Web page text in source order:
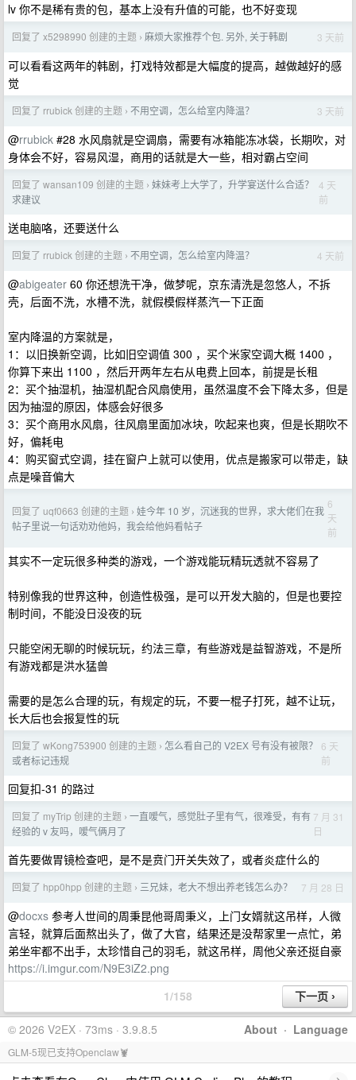
lv 你不是稀有贵的包，基本上没有升值的可能，也不好变现
回复了 x5298990 创建的主题 › 麻烦大家推荐个包. 另外, 关于韩剧 3 天前
可以看看这两年的韩剧，打戏特效都是大幅度的提高，越做越好的感
觉
回复了 rrubick 创建的主题 › 不用空调，怎么给室内降温？ 3 天前
@rrubick #28 水风扇就是空调扇，需要有冰箱能冻冰袋，长期吹，对
身体会不好，容易风湿，商用的话就是大一些，相对霸占空间
回复了 wansan109 创建的主题 › 妹妹考上大学了，升学宴送什么合适？
求建议
4 天
前
送电脑咯，还要送什么
回复了 rrubick 创建的主题 › 不用空调，怎么给室内降温？ 4 天前
@abigeater 60 你还想洗干净，做梦呢，京东清洗是忽悠人，不拆
壳，后面不洗，水槽不洗，就假模假样蒸汽一下正面
室内降温的方案就是，
1：以旧换新空调，比如旧空调值 300 ，买个米家空调大概 1400 ，
你算下来出 1100 ，然后开两年左右从电费上回本，前提是长租
2：买个抽湿机，抽湿机配合风扇使用，虽然温度不会下降太多，但是
因为抽湿的原因，体感会好很多
3：买个商用水风扇，往风扇里面加冰块，吹起来也爽，但是长期吹不
好，偏耗电
4：购买窗式空调，挂在窗户上就可以使用，优点是搬家可以带走，缺
点是噪音偏大
回复了 uqf0663 创建的主题 › 娃今年 10 岁，沉迷我的世界，求大佬们在我
帖子里说一句话劝劝他妈，我会给他妈看帖子
6
天
前
其实不一定玩很多种类的游戏，一个游戏能玩精玩透就不容易了
特别像我的世界这种，创造性极强，是可以开发大脑的，但是也要控
制时间，不能没日没夜的玩
只能空闲无聊的时候玩玩，约法三章，有些游戏是益智游戏，不是所
有游戏都是洪水猛兽
需要的是怎么合理的玩，有规定的玩，不要一棍子打死，越不让玩，
长大后也会报复性的玩
回复了 wKong753900 创建的主题 › 怎么看自己的 V2EX 号有没有被限？
或者标记违规
6 天
前
回复扣-31 的路过
回复了 myTrip 创建的主题 › 一直嗳气，感觉肚子里有气，很难受，有有
经验的 v 友吗，嗳气俩月了
7 月 31
日
首先要做胃镜检查吧，是不是贲门开关失效了，或者炎症什么的
回复了 hpp0hpp 创建的主题 › 三兄妹，老大不想出养老钱怎么办？ 7 月 28 日
@docxs 参考人世间的周秉昆他哥周秉义，上门女婿就这吊样，人微
言轻，就算后面熬出头了，做了大官，结果还是没帮家里一点忙，弟
弟坐牢都不出手，太珍惜自己的羽毛，就这吊样，周他父亲还挺自豪
https://i.imgur.com/N9E3iZ2.png
1/158
About · Language
© 2026 V2EX · 73ms · 3.9.8.5
GLM-5现已支持Openclaw🦞